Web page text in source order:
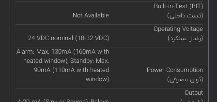
Built-in-Test (BIT)
(تست داخلی)
Not Available
Operating Voltage
(ولتاژ عملکرد)
24 VDC nominal (18-32 VDC)
Power Consumption
(توان مصرفی)
Alarm: Max. 130mA (160mA with
heated window), Standby: Max.
90mA (110mA with heated
window)
Output